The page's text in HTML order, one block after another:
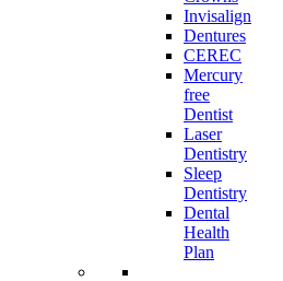
Invisalign
Dentures
CEREC
Mercury
free
Dentist
Laser
Dentistry
Sleep
Dentistry
Dental
Health
Plan